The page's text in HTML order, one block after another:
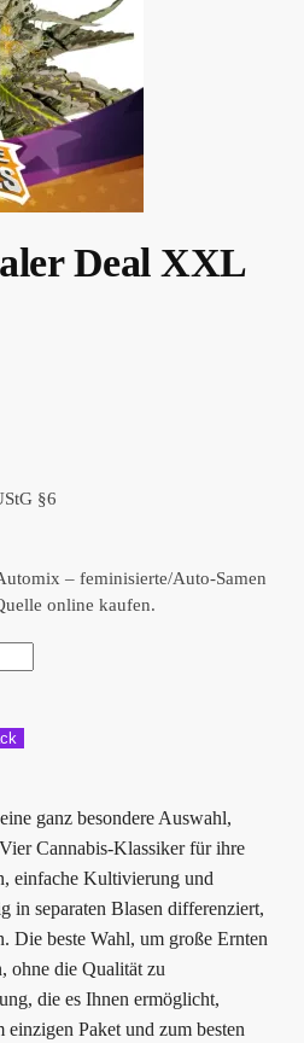
Deal XXL
§6
– feminisierte/Auto-Samen
online kaufen.
ganz besondere Auswahl,
Cannabis-Klassiker für ihre
einfache Kultivierung und
in separaten Blasen differenziert,
Die beste Wahl, um große Ernten
ohne die Qualität zu
die es Ihnen ermöglicht,
einzigen Paket und zum besten